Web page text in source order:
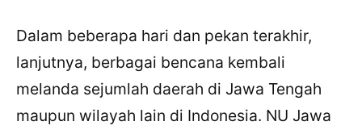
Dalam beberapa hari dan pekan terakhir,
lanjutnya, berbagai bencana kembali
melanda sejumlah daerah di Jawa Tengah
maupun wilayah lain di Indonesia. NU Jawa